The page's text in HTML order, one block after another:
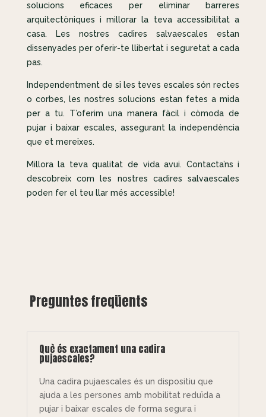
solucions eficaces per eliminar barreres
arquitectòniques i millorar la teva accessibilitat a
casa. Les nostres cadires salvaescales estan
dissenyades per oferir-te llibertat i seguretat a cada
pas.
Independentment de si les teves escales són rectes
o corbes, les nostres solucions estan fetes a mida
per a tu. T’oferim una manera fàcil i còmoda de
pujar i baixar escales, assegurant la independència
que et mereixes.
Millora la teva qualitat de vida avui. Contacta’ns i
descobreix com les nostres cadires salvaescales
poden fer el teu llar més accessible!
Preguntes freqüents
Què és exactament una cadira
pujaescales?
Una cadira pujaescales és un dispositiu que
ajuda a les persones amb mobilitat reduïda a
pujar i baixar escales de forma segura i